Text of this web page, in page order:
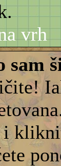
vrh
sam
i